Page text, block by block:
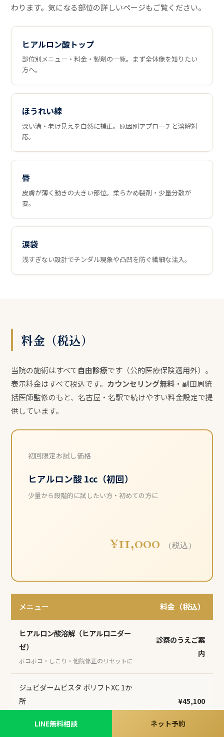
わります。気になる部位の詳しいページもご覧ください。
ヒアルロン酸トップ
部位別メニュー・料金・製剤の一覧。まず全体像を知りたい
方へ。
ほうれい線
深い溝・老け見えを自然に補正。原因別アプローチと溶解対
応。
唇
皮膚が薄く動きの大きい部位。柔らかめ製剤・少量分散が
要。
涙袋
浅すぎない設計でチンダル現象や凸凹を防ぐ繊細な注入。
料金（税込）
当院の施術はすべて自由診療です（公的医療保険適用外）。
表示料金はすべて税込です。 カウンセリング無料 ・副田周統
括医師監修のもと、名古屋・名駅で続けやすい料金設定で提
供しています。
初回限定お試し価格
ヒアルロン酸 1cc（初回）
少量から段階的に試したい方・初めての方に
¥11,000 （税込）
メニュー 料金（税込）
ヒアルロン酸溶解（ヒアルロニダー
ゼ）
ボコボコ・しこり・他院修正のリセットに
診察のうえご案
内
ジュビダームビスタ ボリフトXC 1か
所
¥45,100
LINE無料相談 ネット予約